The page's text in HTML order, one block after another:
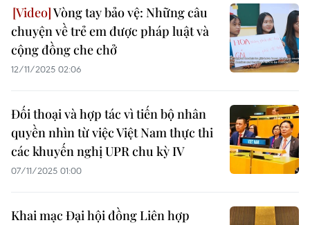
Vòng tay bảo vệ: Những câu
chuyện về trẻ em được pháp luật và
cộng đồng che chở
12/11/2025 02:06
Đối thoại và hợp tác vì tiến bộ nhân
quyền nhìn từ việc Việt Nam thực thi
các khuyến nghị UPR chu kỳ IV
07/11/2025 01:00
Khai mạc Đại hội đồng Liên hợp